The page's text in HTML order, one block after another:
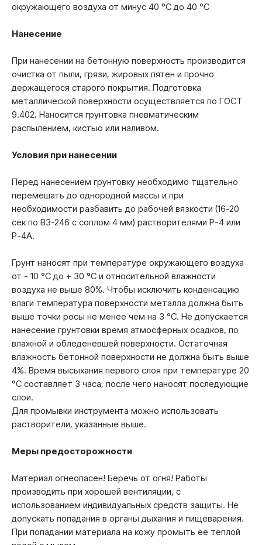
окружающего воздуха от минус 40 °С до 40 °С
Нанесение
При нанесении на бетонную поверхность производится
очистка от пыли, грязи, жировых пятен и прочно
держащегося старого покрытия. Подготовка
металлической поверхности осуществляется по ГОСТ
9.402. Наносится грунтовка пневматическим
распылением, кистью или наливом.
Условия при нанесении
Перед нанесением грунтовку необходимо тщательно
перемешать до однородной массы и при
необходимости разбавить до рабочей вязкости (16-20
сек по ВЗ-246 с соплом 4 мм) растворителями Р-4 или
Р-4А.
Грунт наносят при температуре окружающего воздуха
от - 10 °С до + 30 °С и относительной влажности
воздуха не выше 80%. Чтобы исключить конденсацию
влаги температура поверхности металла должна быть
выше точки росы не менее чем на 3 °С. Не допускается
нанесение грунтовки время атмосферных осадков, по
влажной и обледеневшей поверхности. Остаточная
влажность бетонной поверхности не должна быть выше
4%. Время высыхания первого слоя при температуре 20
°С составляет 3 часа, после чего наносят последующие
слои.
Для промывки инструмента можно использовать
растворители, указанные выше.
Меры предосторожности
Материал огнеопасен! Беречь от огня! Работы
производить при хорошей вентиляции, с
использованием индивидуальных средств защиты. Не
допускать попадания в органы дыхания и пищеварения.
При попадании материала на кожу промыть ее теплой